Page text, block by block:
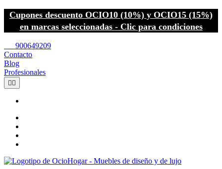
Cupones descuento OCIO10 (10%) y OCIO15 (15%)
en marcas seleccionadas - Clic para condiciones
900649209
Contacto
Blog
Profesionales
 